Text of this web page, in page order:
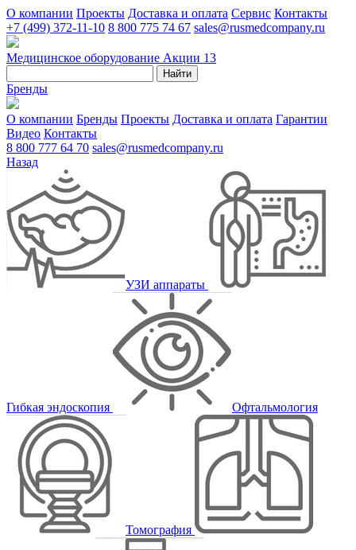
О компании Проекты Доставка и оплата Сервис Контакты
+7 (499) 372-11-10 8 800 775 74 67 sales@rusmedcompany.ru
Медицинское оборудование Акции 13
Найти
Бренды
О компании Бренды Проекты Доставка и оплата Гарантии
Видео Контакты
8 800 777 64 70 sales@rusmedcompany.ru
Назад
УЗИ аппараты
Гибкая эндоскопия Офтальмология
Томография